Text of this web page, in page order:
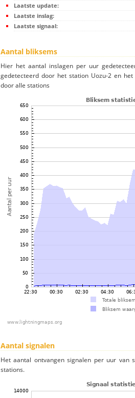
Laatste update:
Laatste inslag:
Laatste signaal:
Aantal bliksems
Hier het aantal inslagen per uur
gedetecteerd door het station Uozu-2 en
door alle stations
Aantal signalen
Het aantal ontvangen signalen per uur van
stations.